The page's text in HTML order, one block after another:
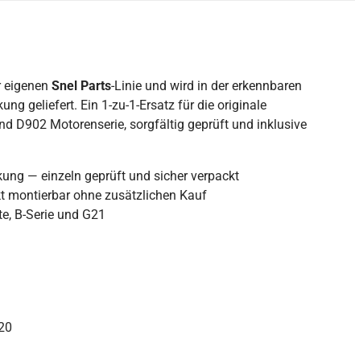
Snel Parts-Linie und wird in der erkennbaren
geliefert. Ein 1-zu-1-Ersatz für die originale
D902 Motorenserie, sorgfältig geprüft und inklusive
— einzeln geprüft und sicher verpackt
montierbar ohne zusätzlichen Kauf
B-Serie und G21